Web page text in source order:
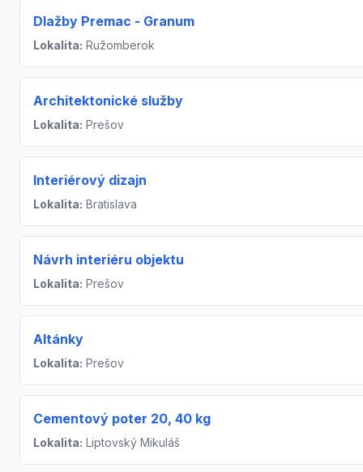
Dlažby Premac - Granum
Lokalita: Ružomberok
Architektonické služby
Lokalita: Prešov
Interiérový dizajn
Lokalita: Bratislava
Návrh interiéru objektu
Lokalita: Prešov
Altánky
Lokalita: Prešov
Cementový poter 20, 40 kg
Lokalita: Liptovský Mikuláš